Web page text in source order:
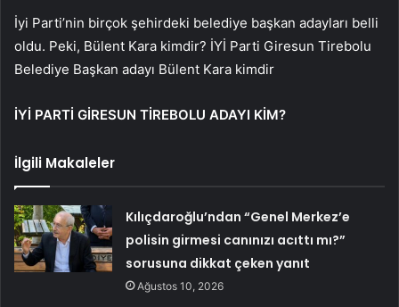
İyi Parti’nin birçok şehirdeki belediye başkan adayları belli
oldu. Peki, Bülent Kara kimdir? İYİ Parti Giresun Tirebolu
Belediye Başkan adayı Bülent Kara kimdir
İYİ PARTİ GİRESUN TİREBOLU ADAYI KİM?
İlgili Makaleler
Kılıçdaroğlu’ndan “Genel Merkez’e
polisin girmesi canınızı acıttı mı?”
sorusuna dikkat çeken yanıt
Ağustos 10, 2026